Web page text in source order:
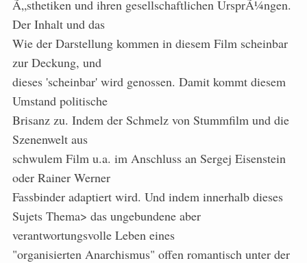
Ã„sthetiken und ihren gesellschaftlichen UrsprÃ¼ngen.
Der Inhalt und das
Wie der Darstellung kommen in diesem Film scheinbar
zur Deckung, und
dieses 'scheinbar' wird genossen. Damit kommt diesem
Umstand politische
Brisanz zu. Indem der Schmelz von Stummfilm und die
Szenenwelt aus
schwulem Film u.a. im Anschluss an Sergej Eisenstein
oder Rainer Werner
Fassbinder adaptiert wird. Und indem innerhalb dieses
Sujets Thema> das ungebundene aber
verantwortungsvolle Leben eines
"organisierten Anarchismus" offen romantisch unter der